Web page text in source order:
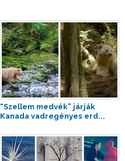
“Szellem medvék” járják
Kanada vadregényes erd...